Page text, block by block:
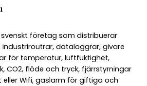
företag som distribuerar
dataloggrar, givare
för temperatur, luftfuktighet,
CO2, flöde och tryck, fjärrstyrningar
eller Wifi, gaslarm för giftiga och